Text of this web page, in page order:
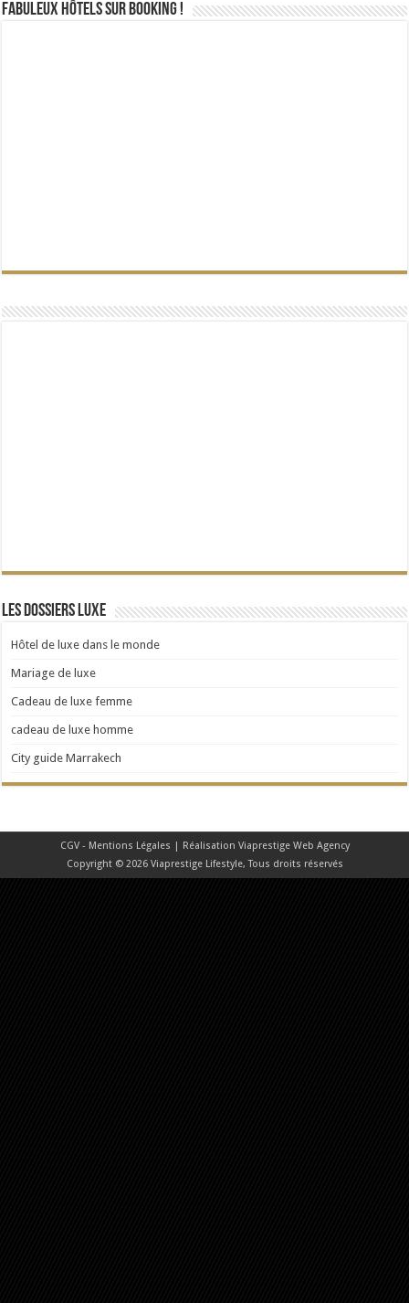
Fabuleux Hôtels sur Booking !
Les dossiers Luxe
Hôtel de luxe dans le monde
Mariage de luxe
Cadeau de luxe femme
cadeau de luxe homme
City guide Marrakech
CGV - Mentions Légales | Réalisation Viaprestige Web Agency
Copyright © 2026 Viaprestige Lifestyle, Tous droits réservés